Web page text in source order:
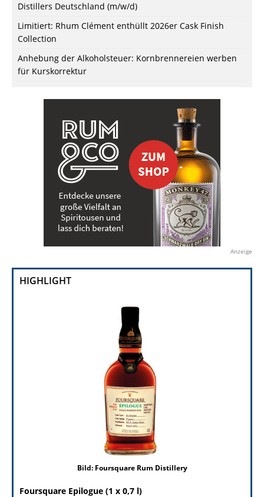
Distillers Deutschland (m/w/d)
Limitiert: Rhum Clément enthüllt 2026er Cask Finish
Collection
Anhebung der Alkoholsteuer: Kornbrennereien werben
für Kurskorrektur
Anzeige
HIGHLIGHT
Bild: Foursquare Rum Distillery
Foursquare Epilogue (1 x 0,7 l)